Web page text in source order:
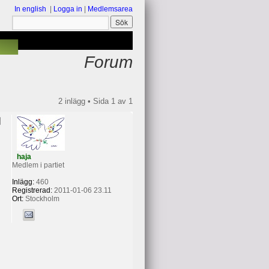
Medlemsarea
Logga in
In english
Forum
2 inlägg • Sida 1 av 1
haja
Medlem i partiet
Inlägg:460
Registrerad:2011-01-06 23.11
Ort:Stockholm